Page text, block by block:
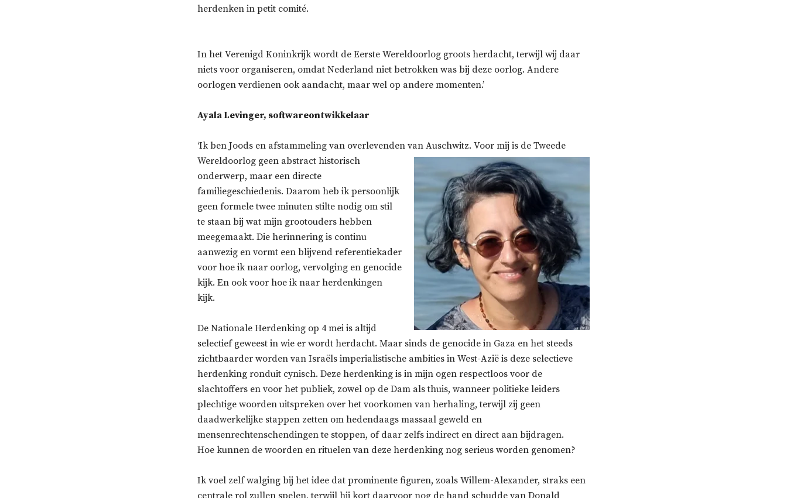
herdenken in petit comité.
In het Verenigd Koninkrijk wordt de Eerste Wereldoorlog groots herdacht, terwijl wij daar
niets voor organiseren, omdat Nederland niet betrokken was bij deze oorlog. Andere
oorlogen verdienen ook aandacht, maar wel op andere momenten.’
Ayala Levinger, softwareontwikkelaar
‘Ik ben Joods en afstammeling van overlevenden van Auschwitz. Voor mij is de Tweede
Wereldoorlog geen abstract historisch
onderwerp, maar een directe
familiegeschiedenis. Daarom heb ik persoonlijk
geen formele twee minuten stilte nodig om stil
te staan bij wat mijn grootouders hebben
meegemaakt. Die herinnering is continu
aanwezig en vormt een blijvend referentiekader
voor hoe ik naar oorlog, vervolging en genocide
kijk. En ook voor hoe ik naar herdenkingen
kijk.
De Nationale Herdenking op 4 mei is altijd
selectief geweest in wie er wordt herdacht. Maar sinds de genocide in Gaza en het steeds
zichtbaarder worden van Israëls imperialistische ambities in West-Azië is deze selectieve
herdenking ronduit cynisch. Deze herdenking is in mijn ogen respectloos voor de
slachtoffers en voor het publiek, zowel op de Dam als thuis, wanneer politieke leiders
plechtige woorden uitspreken over het voorkomen van herhaling, terwijl zij geen
daadwerkelijke stappen zetten om hedendaags massaal geweld en
mensenrechtenschendingen te stoppen, of daar zelfs indirect en direct aan bijdragen.
Hoe kunnen de woorden en rituelen van deze herdenking nog serieus worden genomen?
Ik voel zelf walging bij het idee dat prominente figuren, zoals Willem-Alexander, straks een
centrale rol zullen spelen, terwijl hij kort daarvoor nog de hand schudde van Donald